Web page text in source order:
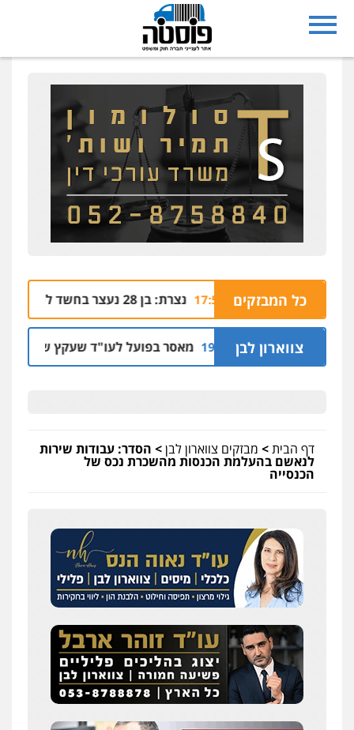
כל המבזקים
04.08 | 17:57 נצרת: בן 28 נעצר בחשד לסחיטה באיומים מטלפון שאינו שלו
צווארון לבן
04.08 | 19:10 מאסר בפועל לעו"ד שעקץ שני מיליון
דף הבית> מבזקים צווארון לבן> הסדר: עבודות שירות
לנאשם בהעלמת הכנסות מהשכרת נכס של
הכנסייה